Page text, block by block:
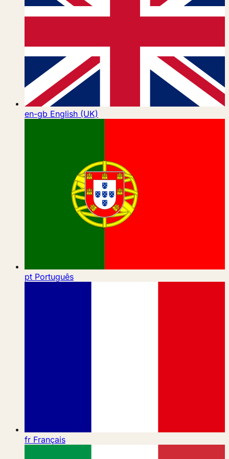
en-gb English (UK)
pt Português
fr Français